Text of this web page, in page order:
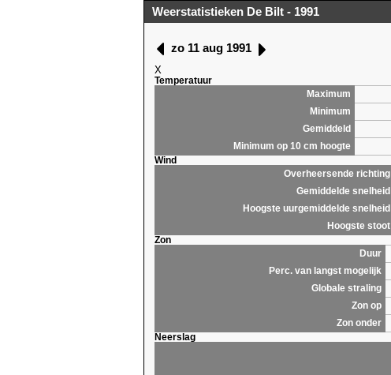
Weerstatistieken De Bilt - 1991
zo 11 aug 1991
X
Temperatuur
Maximum
Minimum
Gemiddeld
Minimum op 10 cm hoogte
Wind
Overheersende richting
Gemiddelde snelheid
Hoogste uurgemiddelde snelheid
Hoogste stoot
Zon
Duur
Perc. van langst mogelijk
Globale straling
Zon op
Zon onder
Neerslag